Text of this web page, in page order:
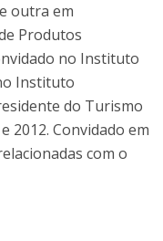
outra em
Produtos
no Instituto
Instituto
do Turismo
2012. Convidado em
com o